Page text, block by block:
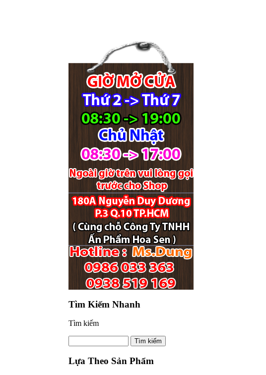
Tìm Kiếm Nhanh
Tìm kiếm
Lựa Theo Sản Phẩm